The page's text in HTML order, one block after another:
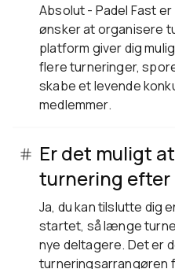
Absolut - Padel Fast
ønsker at organisere
platform giver dig
flere turneringer,
skabe et levende
medlemmer.
Er det muligt
turnering efter
Ja, du kan tilslutte dig
startet, så længe
nye deltagere. Det er
turneringsarrangøren